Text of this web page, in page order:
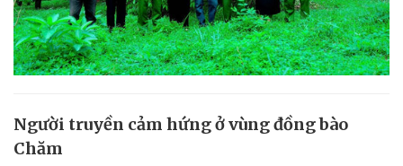
Người truyền cảm hứng ở vùng đồng bào
Chăm